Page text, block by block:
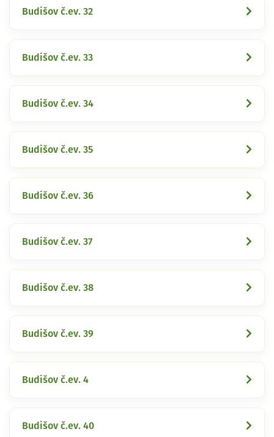
Budišov č.ev. 32
Budišov č.ev. 33
Budišov č.ev. 34
Budišov č.ev. 35
Budišov č.ev. 36
Budišov č.ev. 37
Budišov č.ev. 38
Budišov č.ev. 39
Budišov č.ev. 4
Budišov č.ev. 40